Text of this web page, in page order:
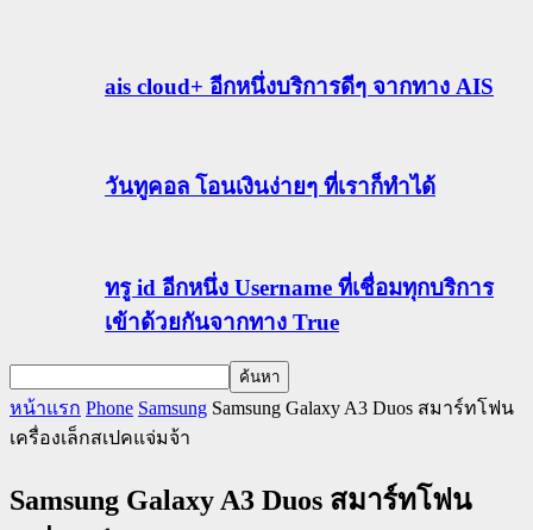
ais cloud+ อีกหนึ่งบริการดีๆ จากทาง AIS
วันทูคอล โอนเงินง่ายๆ ที่เราก็ทำได้
ทรู id อีกหนึ่ง Username ที่เชื่อมทุกบริการ
เข้าด้วยกันจากทาง True
หน้าแรก Phone Samsung Samsung Galaxy A3 Duos สมาร์ทโฟน
เครื่องเล็กสเปคแจ่มจ้า
Samsung Galaxy A3 Duos สมาร์ทโฟน